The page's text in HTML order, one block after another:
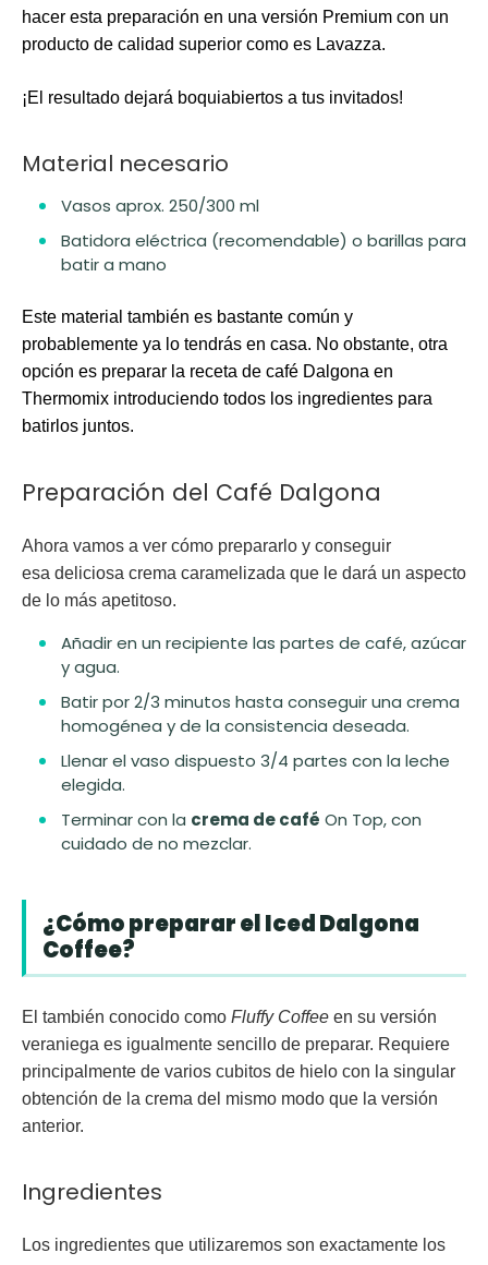
hacer esta preparación en una versión Premium con un
producto de calidad superior como es Lavazza.
¡El resultado dejará boquiabiertos a tus invitados!
Material necesario
Vasos aprox. 250/300 ml
Batidora eléctrica (recomendable) o barillas para
batir a mano
Este material también es bastante común y
probablemente ya lo tendrás en casa. No obstante, otra
opción es preparar la receta de café Dalgona en
Thermomix introduciendo todos los ingredientes para
batirlos juntos.
Preparación del Café Dalgona
Ahora vamos a ver cómo prepararlo y conseguir
esa deliciosa crema caramelizada que le dará un aspecto
de lo más apetitoso.
Añadir en un recipiente las partes de café, azúcar
y agua.
Batir por 2/3 minutos hasta conseguir una crema
homogénea y de la consistencia deseada.
Llenar el vaso dispuesto 3/4 partes con la leche
elegida.
Terminar con la crema de café On Top, con
cuidado de no mezclar.
¿Cómo preparar el Iced Dalgona
Coffee?
El también conocido como Fluffy Coffee en su versión
veraniega es igualmente sencillo de preparar. Requiere
principalmente de varios cubitos de hielo con la singular
obtención de la crema del mismo modo que la versión
anterior.
Ingredientes
Los ingredientes que utilizaremos son exactamente los